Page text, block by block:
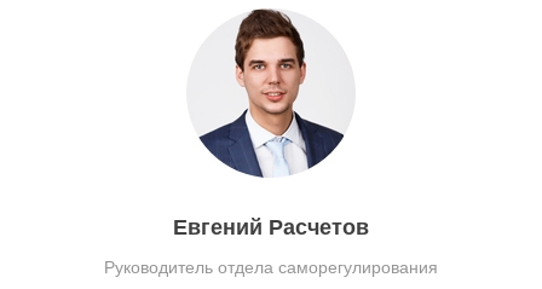
Евгений Расчетов
Руководитель отдела саморегулирования